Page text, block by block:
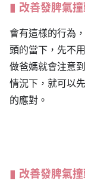
改善發脾氣
會有這樣的行為
頭的當下，先不
做爸媽就會注意
情況下，就可以
的應對。
改善發脾氣